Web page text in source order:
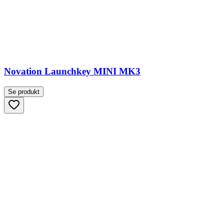
Novation Launchkey MINI MK3
Se produkt